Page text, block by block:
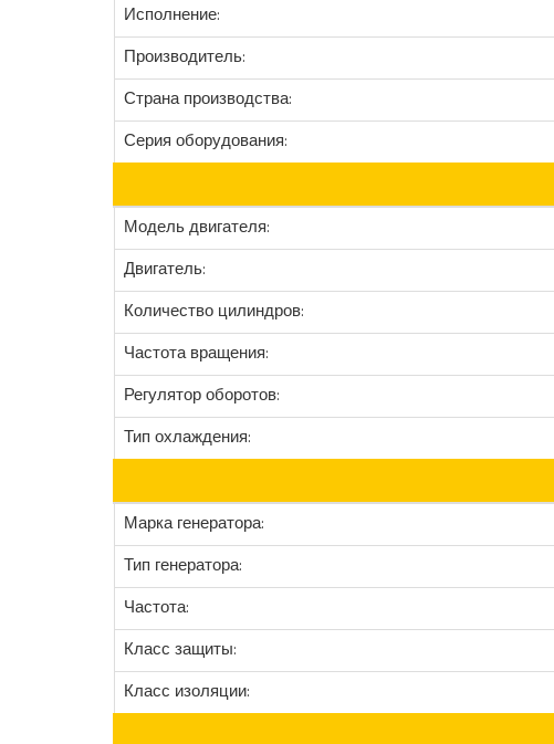
Исполнение:
Производитель:
Страна производства:
Серия оборудования:
Модель двигателя:
Двигатель:
Количество цилиндров:
Частота вращения:
Регулятор оборотов:
Тип охлаждения:
Марка генератора:
Тип генератора:
Частота:
Класс защиты:
Класс изоляции: